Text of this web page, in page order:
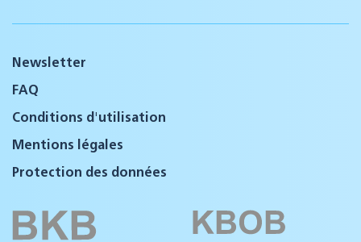
Newsletter
FAQ
Conditions d'utilisation
Mentions légales
Protection des données